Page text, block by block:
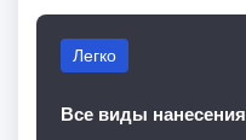
Легко
Все виды